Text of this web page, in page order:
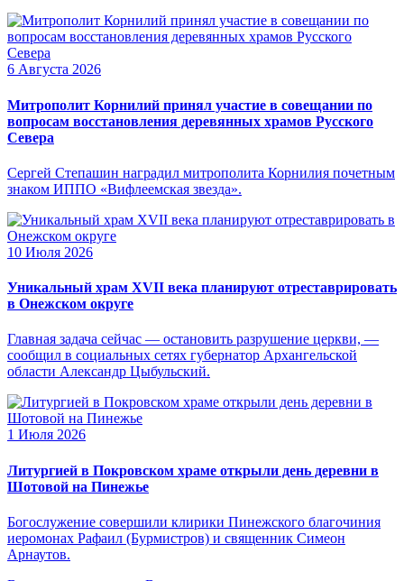
6 Августа 2026
Митрополит Корнилий принял участие в совещании по
вопросам восстановления деревянных храмов Русского
Севера
Сергей Степашин наградил митрополита Корнилия почетным
знаком ИППО «Вифлеемская звезда».
10 Июля 2026
Уникальный храм XVII века планируют отреставрировать
в Онежском округе
Главная задача сейчас — остановить разрушение церкви, —
сообщил в социальных сетях губернатор Архангельской
области Александр Цыбульский.
1 Июля 2026
Литургией в Покровском храме открыли день деревни в
Шотовой на Пинежье
Богослужение совершили клирики Пинежского благочиния
иеромонах Рафаил (Бурмистров) и священник Симеон
Арнаутов.